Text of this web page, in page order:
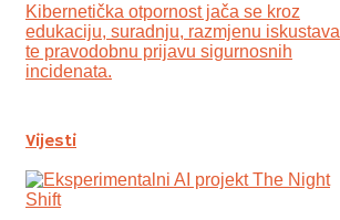
Kibernetička otpornost jača se kroz
edukaciju, suradnju, razmjenu iskustava
te pravodobnu prijavu sigurnosnih
incidenata.
Vijesti